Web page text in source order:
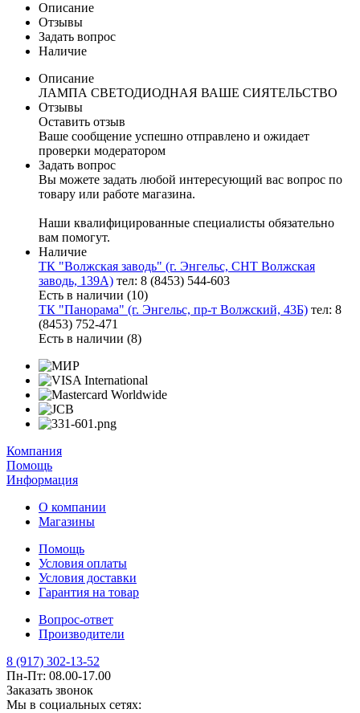
Описание
Отзывы
Задать вопрос
Наличие
Описание
ЛАМПА СВЕТОДИОДНАЯ ВАШЕ СИЯТЕЛЬСТВО
Отзывы
Оставить отзыв
Ваше сообщение успешно отправлено и ожидает
проверки модератором
Задать вопрос
Вы можете задать любой интересующий вас вопрос по
товару или работе магазина.
Наши квалифицированные специалисты обязательно
вам помогут.
Наличие
ТК "Волжская заводь" (г. Энгельс, СНТ Волжская
заводь, 139А) тел: 8 (8453) 544-603
Есть в наличии (10)
ТК "Панорама" (г. Энгельс, пр-т Волжский, 43Б) тел: 8
(8453) 752-471
Есть в наличии (8)
Компания
Помощь
Информация
О компании
Магазины
Помощь
Условия оплаты
Условия доставки
Гарантия на товар
Вопрос-ответ
Производители
8 (917) 302-13-52
Пн-Пт: 08.00-17.00
Заказать звонок
Мы в социальных сетях: